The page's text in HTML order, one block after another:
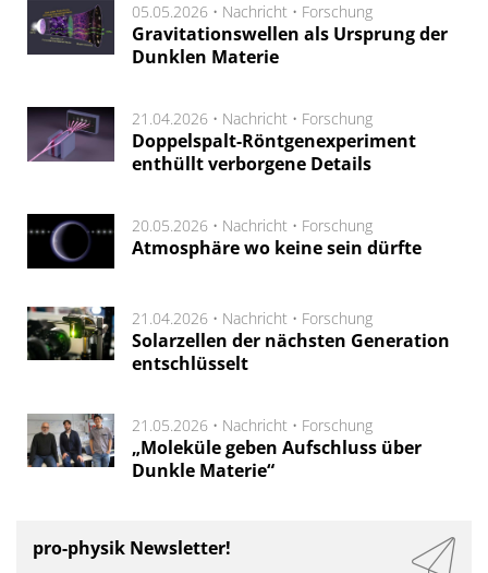
05.05.2026 • Nachricht • Forschung
Gravitationswellen als Ursprung der
Dunklen Materie
21.04.2026 • Nachricht • Forschung
Doppelspalt-Röntgenexperiment
enthüllt verborgene Details
20.05.2026 • Nachricht • Forschung
Atmosphäre wo keine sein dürfte
21.04.2026 • Nachricht • Forschung
Solarzellen der nächsten Generation
entschlüsselt
21.05.2026 • Nachricht • Forschung
„Moleküle geben Aufschluss über
Dunkle Materie“
pro-physik Newsletter!